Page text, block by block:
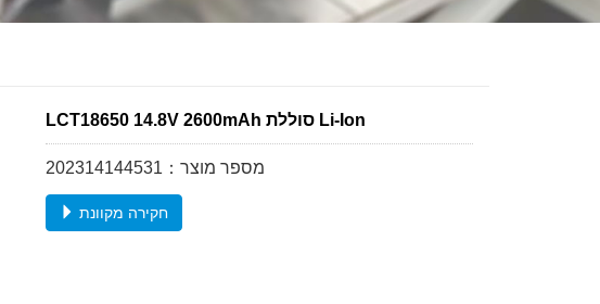
LCT18650 14.8V 2600mAh סוללת Li-Ion
מספר מוצר：202314144531
חקירה מקוונת